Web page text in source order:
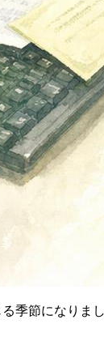
季節になり